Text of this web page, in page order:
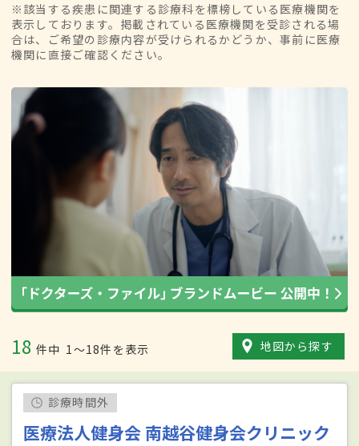
※該当する疾患に関連する診療科を標榜している医療機関を
表示しております。掲載されている医療機関を受診される場
合は、ご希望の診療内容が受けられるかどうか、事前に医療
機関に直接ご確認ください。
18 件中 1〜18件を表示 地図から探す
診療時間外
医療法人健身会 南越谷健身会クリニック